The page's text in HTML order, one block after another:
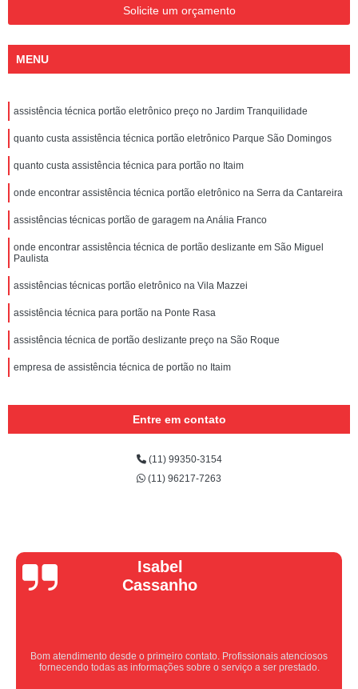
Solicite um orçamento
MENU
assistência técnica portão eletrônico preço no Jardim Tranquilidade
quanto custa assistência técnica portão eletrônico Parque São Domingos
quanto custa assistência técnica para portão no Itaim
onde encontrar assistência técnica portão eletrônico na Serra da Cantareira
assistências técnicas portão de garagem na Anália Franco
onde encontrar assistência técnica de portão deslizante em São Miguel
Paulista
assistências técnicas portão eletrônico na Vila Mazzei
assistência técnica para portão na Ponte Rasa
assistência técnica de portão deslizante preço na São Roque
empresa de assistência técnica de portão no Itaim
Entre em contato
(11) 99350-3154
(11) 96217-7263
Vera Maria
Equipe nota 10, trabalho rápido com excelência , super organizados.
Super indico.